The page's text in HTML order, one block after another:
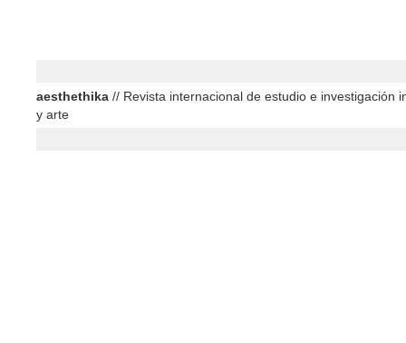
aesthethika // Revista internacional de estudio e investigación
y arte